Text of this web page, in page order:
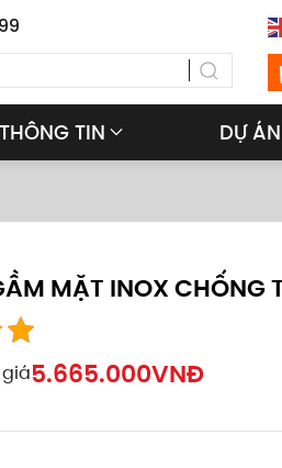
TIN DỰ ÁN
MẶT INOX CHỐNG
5.665.000VNĐ